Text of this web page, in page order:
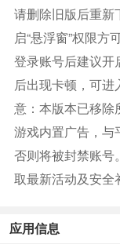
请删除旧版后重新
启“悬浮窗”权限方
登录账号后建议开
后出现卡顿，可进
意：本版本已移除
游戏内置广告，与
否则将被封禁账号
取最新活动及安全
应用信息